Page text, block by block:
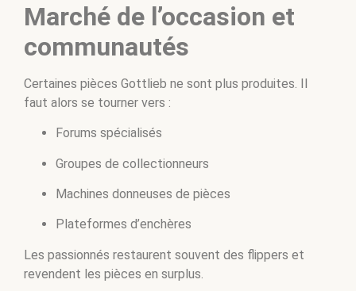
Marché de l’occasion et
communautés
Certaines pièces Gottlieb ne sont plus produites. Il
faut alors se tourner vers :
Forums spécialisés
Groupes de collectionneurs
Machines donneuses de pièces
Plateformes d’enchères
Les passionnés restaurent souvent des flippers et
revendent les pièces en surplus.